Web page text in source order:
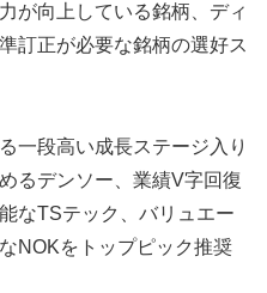
が向上している銘柄、ディ
訂正が必要な銘柄の選好ス
一段高い成長ステージ入り
るデンソー、業績V字回復
なTSテック、バリュエー
NOKをトップピック推奨